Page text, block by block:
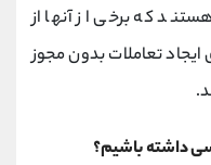
که برخی از آنها از
تعاملات بدون مجوز
داشته باشیم؟